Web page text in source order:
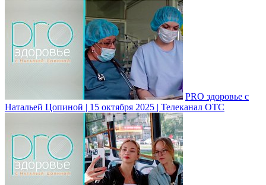
PRO здоровье с
Натальей Цопиной | 15 октября 2025 | Телеканал ОТС